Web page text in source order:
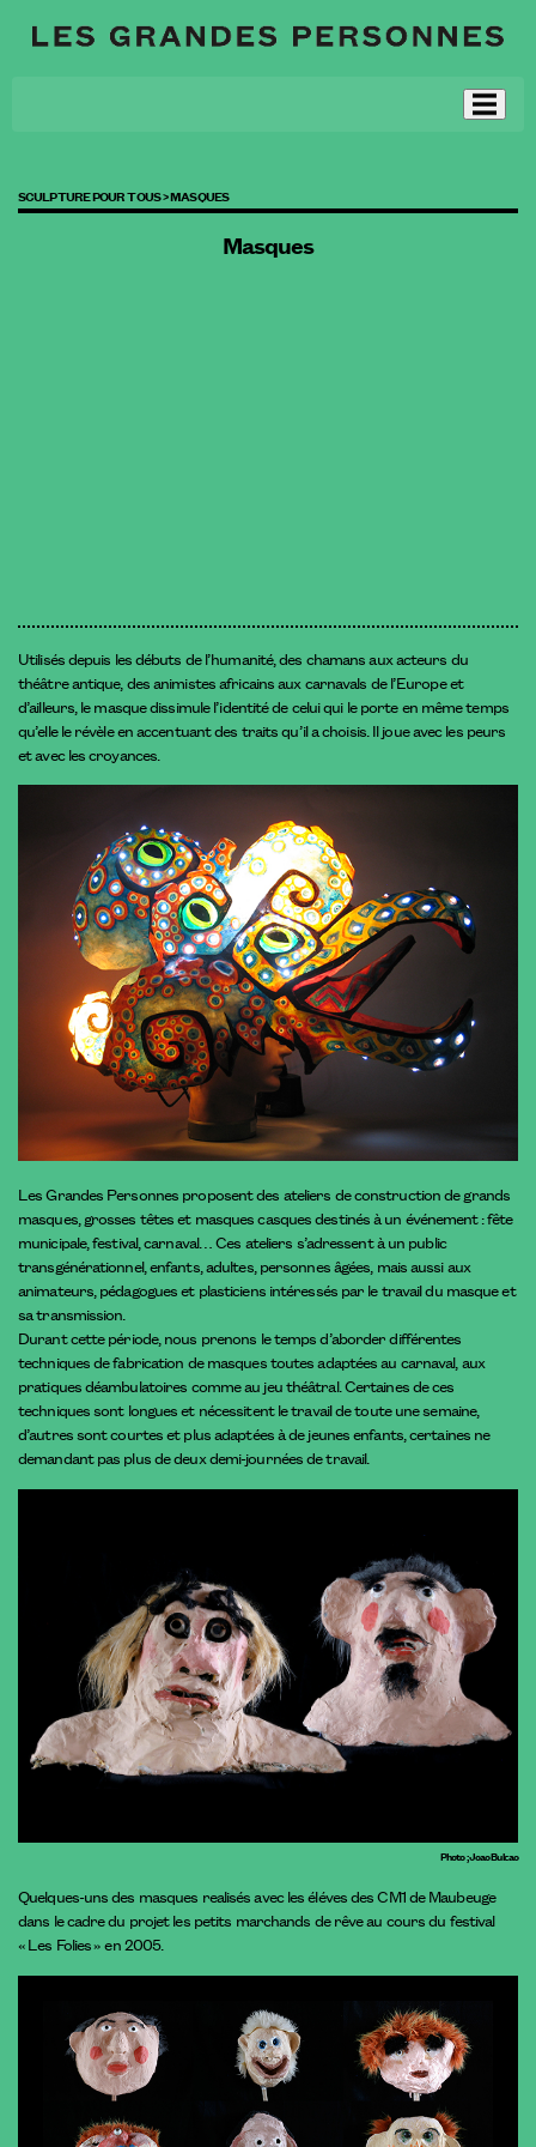
SCULPTURE POUR TOUS >MASQUES
Masques
Utilisés depuis les débuts de l’humanité, des chamans aux acteurs du
théâtre antique, des animistes africains aux carnavals de l’Europe et
d’ailleurs, le masque dissimule l’identité de celui qui le porte en même temps
qu’elle le révèle en accentuant des traits qu’il a choisis. Il joue avec les peurs
et avec les croyances.
Les Grandes Personnes proposent des ateliers de construction de grands
masques, grosses têtes et masques casques destinés à un événement : fête
municipale, festival, carnaval… Ces ateliers s’adressent à un public
transgénérationnel, enfants, adultes, personnes âgées, mais aussi aux
animateurs, pédagogues et plasticiens intéressés par le travail du masque et
sa transmission.
Durant cette période, nous prenons le temps d’aborder différentes
techniques de fabrication de masques toutes adaptées au carnaval, aux
pratiques déambulatoires comme au jeu théâtral. Certaines de ces
techniques sont longues et nécessitent le travail de toute une semaine,
d’autres sont courtes et plus adaptées à de jeunes enfants, certaines ne
demandant pas plus de deux demi-journées de travail.
Photo ; Joao Bulcao
Quelques-uns des masques realisés avec les éléves des CM1 de Maubeuge
dans le cadre du projet les petits marchands de rêve au cours du festival
« Les Folies » en 2005.